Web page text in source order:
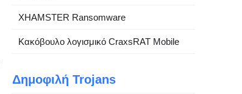
XHAMSTER Ransomware
Κακόβουλο λογισμικό CraxsRAT Mobile
Δημοφιλή Trojans